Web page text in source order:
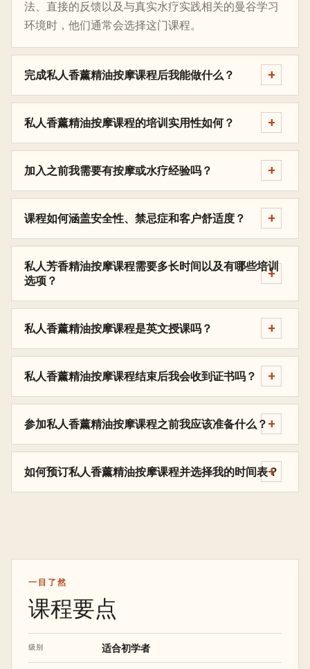
法、直接的反馈以及与真实水疗实践相关的曼谷学习
环境时，他们通常会选择这门课程。
完成私人香薰精油按摩课程后我能做什么？
私人香薰精油按摩课程的培训实用性如何？
加入之前我需要有按摩或水疗经验吗？
课程如何涵盖安全性、禁忌症和客户舒适度？
私人芳香精油按摩课程需要多长时间以及有哪些培训
选项？
私人香薰精油按摩课程是英文授课吗？
私人香薰精油按摩课程结束后我会收到证书吗？
参加私人香薰精油按摩课程之前我应该准备什么？
如何预订私人香薰精油按摩课程并选择我的时间表？
一目了然
课程要点
级别 适合初学者